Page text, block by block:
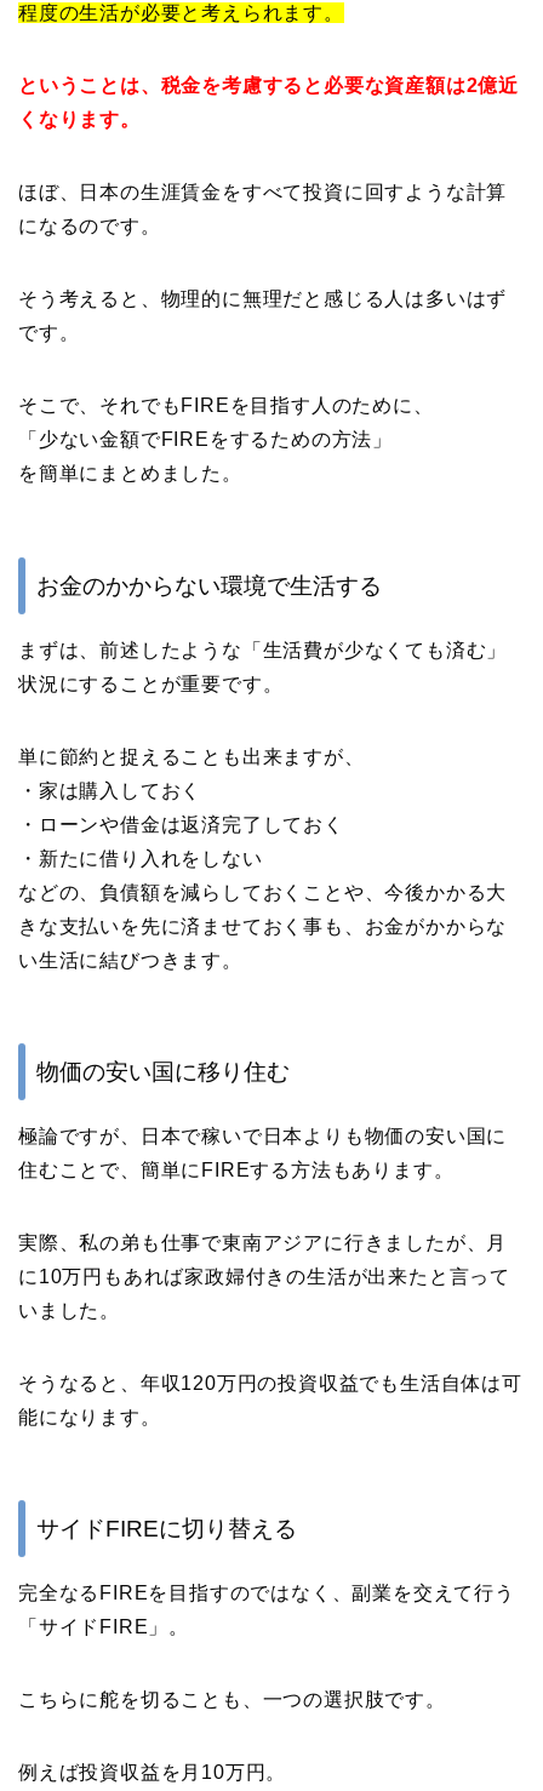
程度の生活が必要と考えられます。
ということは、税金を考慮すると必要な資産額は2億近
くなります。
ほぼ、日本の生涯賃金をすべて投資に回すような計算
になるのです。
そう考えると、物理的に無理だと感じる人は多いはず
です。
そこで、それでもFIREを目指す人のために、
「少ない金額でFIREをするための方法」
を簡単にまとめました。
お金のかからない環境で生活する
まずは、前述したような「生活費が少なくても済む」
状況にすることが重要です。
単に節約と捉えることも出来ますが、
・家は購入しておく
・ローンや借金は返済完了しておく
・新たに借り入れをしない
などの、負債額を減らしておくことや、今後かかる大
きな支払いを先に済ませておく事も、お金がかからな
い生活に結びつきます。
物価の安い国に移り住む
極論ですが、日本で稼いで日本よりも物価の安い国に
住むことで、簡単にFIREする方法もあります。
実際、私の弟も仕事で東南アジアに行きましたが、月
に10万円もあれば家政婦付きの生活が出来たと言って
いました。
そうなると、年収120万円の投資収益でも生活自体は可
能になります。
サイドFIREに切り替える
完全なるFIREを目指すのではなく、副業を交えて行う
「サイドFIRE」。
こちらに舵を切ることも、一つの選択肢です。
例えば投資収益を月10万円。